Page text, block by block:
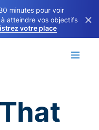
minutes pour voir
atteindre vos objectifs
votre place
×